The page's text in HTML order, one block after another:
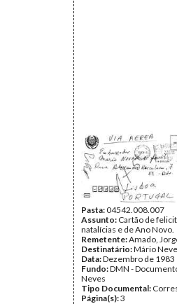
Pasta:04542.008.007
Assunto: Cartão de
natalícias e de Ano Novo.
Remetente:Amado,
Destinatário:Mário
Data:Dezembro de 1983
Fundo:DMN -
Neves
Tipo Documental:
Página(s):3